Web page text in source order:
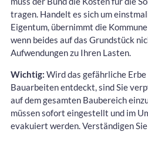
tragen. Handelt es sich um
Eigentum, übernimmt die
wenn beides auf das Grundstück
Aufwendungen zu Ihren Lasten.
Wichtig: Wird das gefährliche
Bauarbeiten entdeckt, sind Sie
auf dem gesamten Baubereich
müssen sofort eingestellt und im
evakuiert werden. Verständigen